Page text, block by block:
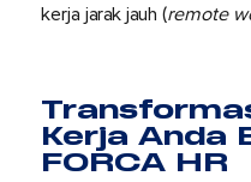
kerja jarak jauh (remote
Kerja Anda
FORCA HR